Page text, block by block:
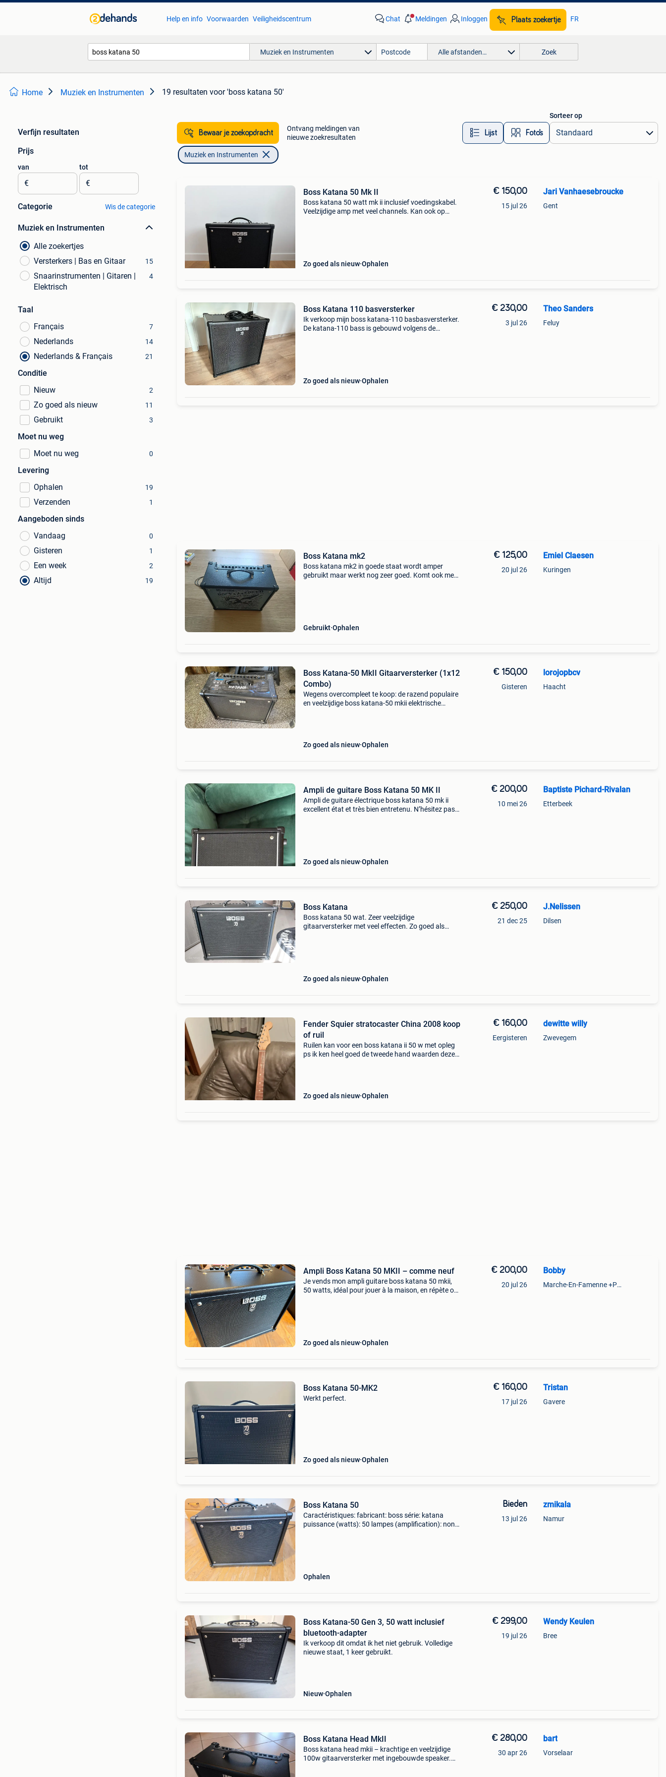
Help en info Voorwaarden Veiligheidscentrum Chat Meldingen Inloggen Plaats zoekertje FR
Muziek en Instrumenten Alle afstanden… Zoek
Home Muziek en Instrumenten 19 resultaten voor 'boss katana 50'
Verfijn resultaten
Prijs
van
€
tot
€
Categorie Wis de categorie
Muziek en Instrumenten
Alle zoekertjes
Versterkers | Bas en Gitaar
15
Snaarinstrumenten | Gitaren |
Elektrisch
4
Taal
Français
7
Nederlands 14
Nederlands & Français 21
Conditie
Nieuw
2
Zo goed als nieuw 11
Gebruikt 3
Moet nu weg
Moet nu weg
0
Levering
Ophalen
19
Verzenden 1
Aangeboden sinds
Vandaag
0
Gisteren 1
Een week 2
Altijd 19
Bewaar je zoekopdracht
Ontvang meldingen van
nieuwe zoekresultaten
Lijst Foto’s
Sorteer op
Muziek en Instrumenten
Boss Katana 50 Mk II
Boss katana 50 watt mk ii inclusief voedingskabel.
Veelzijdige amp met veel channels. Kan ook op
Zo goed als nieuw Ophalen
€ 150,00
15 jul 26
Jari Vanhaesebroucke
Gent
Boss Katana 110 basversterker
Ik verkoop mijn boss katana-110 basbasversterker.
De katana-110 bass is gebouwd volgens de
Zo goed als nieuw Ophalen
€ 230,00
3 jul 26
Theo Sanders
Feluy
Boss Katana mk2
Boss katana mk2 in goede staat wordt amper
gebruikt maar werkt nog zeer goed. Komt ook met
Gebruikt Ophalen
€ 125,00
20 jul 26
Emiel Claesen
Kuringen
Boss Katana-50 MkII Gitaarversterker (1x12
Combo)
Wegens overcompleet te koop: de razend populaire
en veelzijdige boss katana-50 mkii elektrische
Zo goed als nieuw Ophalen
€ 150,00
Gisteren
lorojopbcv
Haacht
Ampli de guitare Boss Katana 50 MK II
Ampli de guitare électrique boss katana 50 mk ii
excellent état et très bien entretenu. N’hésitez pas
Zo goed als nieuw Ophalen
€ 200,00
10 mei 26
Baptiste Pichard-Rivalan
Etterbeek
Boss Katana
Boss katana 50 wat. Zeer veelzijdige
gitaarversterker met veel effecten. Zo goed als
Zo goed als nieuw Ophalen
€ 250,00
21 dec 25
J.Nelissen
Dilsen
Fender Squier stratocaster China 2008 koop
of ruil
Ruilen kan voor een boss katana ii 50 w met opleg
ps ik ken heel goed de tweede hand waarden deze
Zo goed als nieuw Ophalen
€ 160,00
Eergisteren
dewitte willy
Zwevegem
Ampli Boss Katana 50 MKII – comme neuf
Je vends mon ampli guitare boss katana 50 mkii,
50 watts, idéal pour jouer à la maison, en répète ou
Zo goed als nieuw Ophalen
€ 200,00
20 jul 26
Bobby
Marche-En-Famenne +Partie De Baillonville Et Noiseux
Boss Katana 50-MK2
Werkt perfect.
Zo goed als nieuw Ophalen
€ 160,00
17 jul 26
Tristan
Gavere
Boss Katana 50
Caractéristiques: fabricant: boss série: katana
puissance (watts): 50 lampes (amplification): non
Ophalen
Bieden
13 jul 26
zmikala
Namur
Boss Katana-50 Gen 3, 50 watt inclusief
bluetooth-adapter
Ik verkoop dit omdat ik het niet gebruik. Volledige
nieuwe staat, 1 keer gebruikt.
Nieuw Ophalen
€ 299,00
19 jul 26
Wendy Keulen
Bree
Boss Katana Head MkII
Boss katana head mkii – krachtige en veelzijdige
100w gitaarversterker met ingebouwde speaker.
€ 280,00
30 apr 26
bart
Vorselaar